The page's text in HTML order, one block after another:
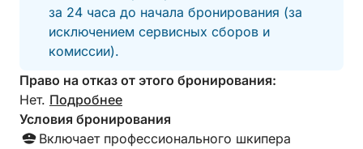
за 24 часа до начала бронирования (за
исключением сервисных сборов и
комиссии).
Право на отказ от этого бронирования:
Нет. Подробнее
Условия бронирования
Включает профессионального шкипера